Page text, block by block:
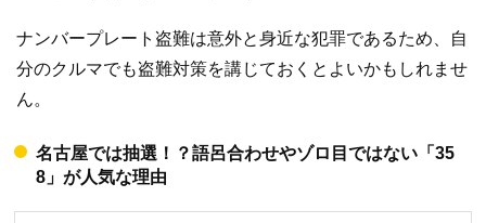
ナンバープレート盗難は意外と身近な犯罪であるため、自
分のクルマでも盗難対策を講じておくとよいかもしれませ
ん。
名古屋では抽選！？語呂合わせやゾロ目ではない「35
8」が人気な理由